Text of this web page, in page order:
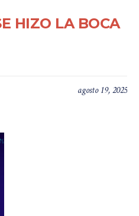
HIZO LA BOCA
agosto 19, 2025